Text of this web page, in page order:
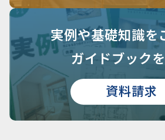
実例や基礎知識を
ガイドブック
資料請求